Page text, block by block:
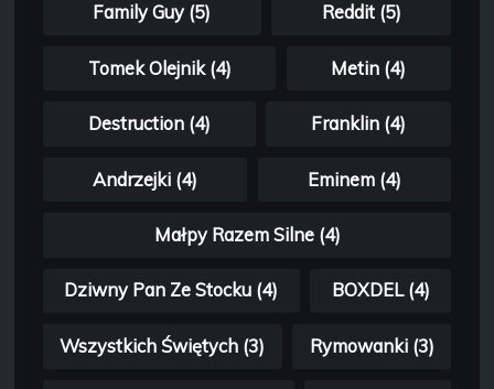
Family Guy (5) Reddit (5)
Tomek Olejnik (4) Metin (4)
Destruction (4) Franklin (4)
Andrzejki (4) Eminem (4)
Małpy Razem Silne (4)
Dziwny Pan Ze Stocku (4) BOXDEL (4)
Wszystkich Świętych (3) Rymowanki (3)